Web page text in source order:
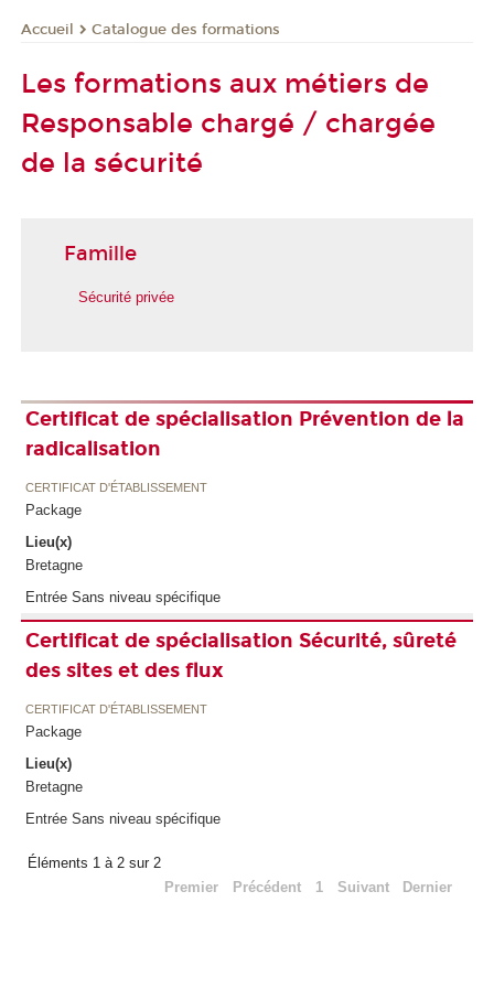
Accueil Catalogue des formations
Les formations aux métiers de
Responsable chargé / chargée
de la sécurité
Famille
Sécurité privée
Certificat de spécialisation Prévention de la
radicalisation
CERTIFICAT D'ÉTABLISSEMENT
Package
Lieu(x)
Bretagne
Entrée Sans niveau spécifique
Certificat de spécialisation Sécurité, sûreté
des sites et des flux
CERTIFICAT D'ÉTABLISSEMENT
Package
Lieu(x)
Bretagne
Entrée Sans niveau spécifique
Éléments 1 à 2 sur 2
Premier
Précédent 1 Suivant Dernier